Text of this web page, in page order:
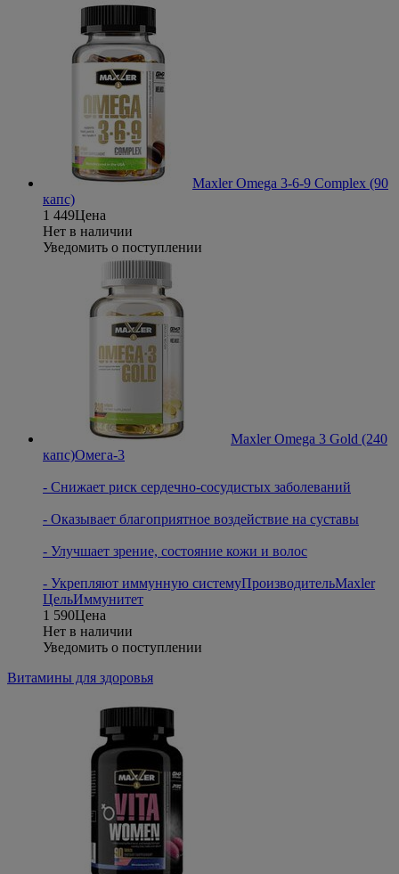
Maxler Omega 3-6-9 Complex (90
капс)
1 449Цена
Нет в наличии
Уведомить о поступлении
Maxler Omega 3 Gold (240
капс)Oмега-3
- Снижает риск сердечно-сосудистых заболеваний
- Оказывает благоприятное воздействие на суставы
- Улучшает зрение, состояние кожи и волос
- Укрепляют иммунную системуПроизводительMaxler
ЦельИммунитет
1 590Цена
Нет в наличии
Уведомить о поступлении
Витамины для здоровья